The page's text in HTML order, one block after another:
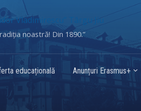
noastră! Din 1890.”
educațională Anunțuri Erasmus+